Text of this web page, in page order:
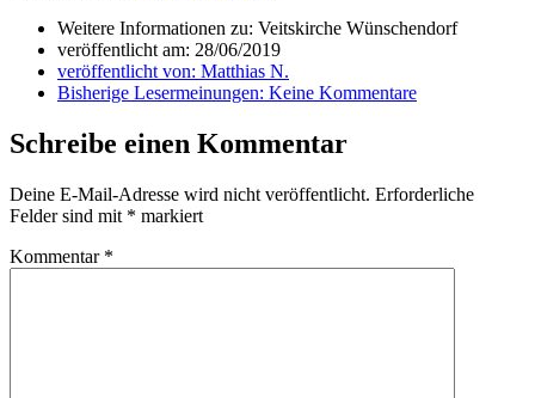
Weitere Informationen zu: Veitskirche Wünschendorf
veröffentlicht am: 28/06/2019
veröffentlicht von: Matthias N.
Bisherige Lesermeinungen: Keine Kommentare
Schreibe einen Kommentar
Deine E-Mail-Adresse wird nicht veröffentlicht. Erforderliche
Felder sind mit * markiert
Kommentar *